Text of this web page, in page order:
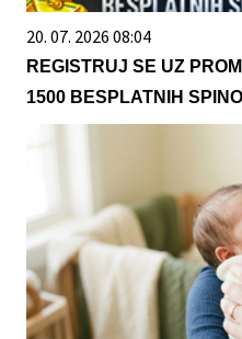
20. 07. 2026 08:04
REGISTRUJ SE UZ
1500 BESPLATNIH